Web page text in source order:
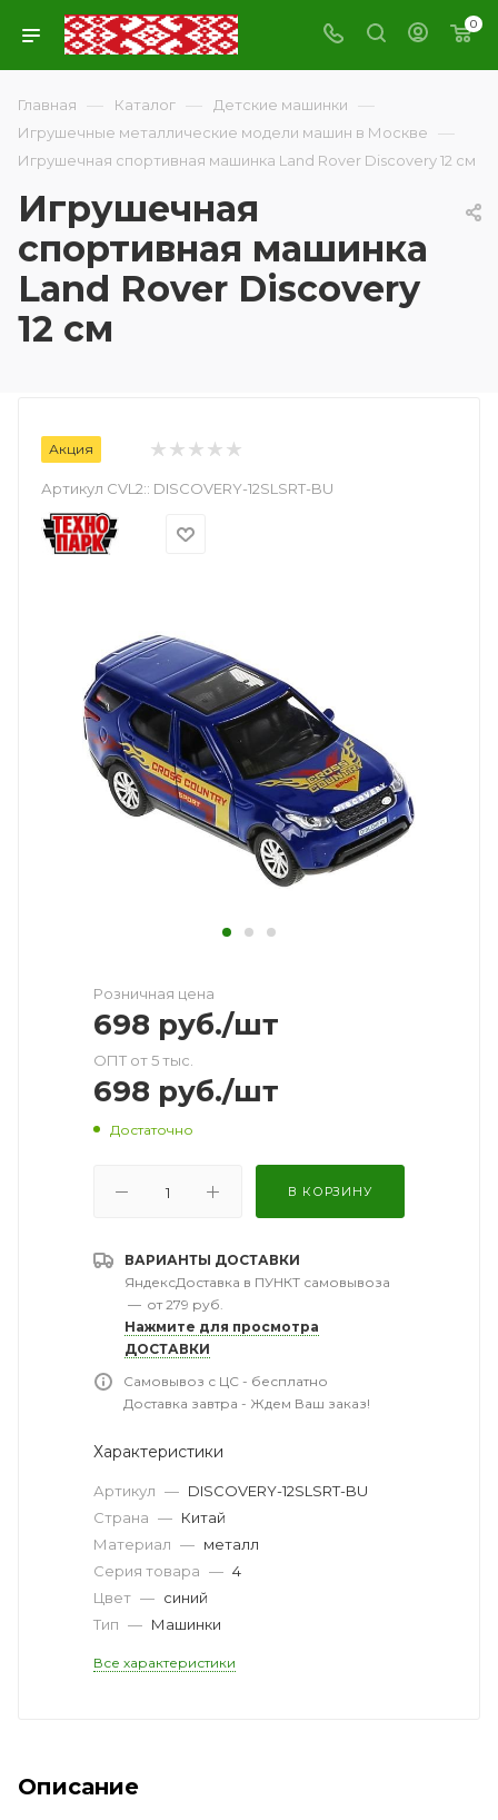
0
Главная — Каталог — Детские машинки —
Игрушечные металлические модели машин в Москве —
Игрушечная спортивная машинка Land Rover Discovery 12 см
Игрушечная
спортивная машинка
Land Rover Discovery
12 см
Акция
Артикул CVL2:: DISCOVERY-12SLSRT-BU
Розничная цена
698 руб./шт
ОПТ от 5 тыс.
698 руб./шт
Достаточно
В КОРЗИНУ
ВАРИАНТЫ ДОСТАВКИ
ЯндексДоставка в ПУНКТ самовывоза
— от 279 руб.
Нажмите для просмотра
ДОСТАВКИ
Самовывоз с ЦС - бесплатно
Доставка завтра - Ждем Ваш заказ!
Характеристики
Артикул — DISCOVERY-12SLSRT-BU
Страна — Китай
Материал — металл
Серия товара — 4
Цвет — синий
Тип — Машинки
Все характеристики
Описание